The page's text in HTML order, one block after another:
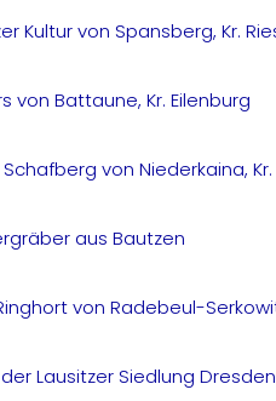
Kultur von Spansberg, Kr.
von Battaune, Kr. Eilenburg
von Niederkaina,
aus Bautzen
von Radebeul-
Lausitzer Siedlung